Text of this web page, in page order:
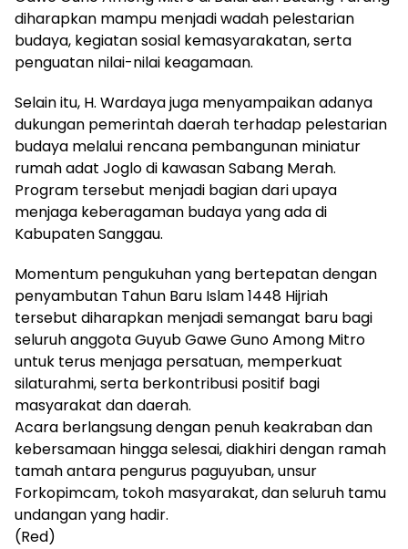
diharapkan mampu menjadi wadah pelestarian
budaya, kegiatan sosial kemasyarakatan, serta
penguatan nilai-nilai keagamaan.
Selain itu, H. Wardaya juga menyampaikan adanya
dukungan pemerintah daerah terhadap pelestarian
budaya melalui rencana pembangunan miniatur
rumah adat Joglo di kawasan Sabang Merah.
Program tersebut menjadi bagian dari upaya
menjaga keberagaman budaya yang ada di
Kabupaten Sanggau.
Momentum pengukuhan yang bertepatan dengan
penyambutan Tahun Baru Islam 1448 Hijriah
tersebut diharapkan menjadi semangat baru bagi
seluruh anggota Guyub Gawe Guno Among Mitro
untuk terus menjaga persatuan, memperkuat
silaturahmi, serta berkontribusi positif bagi
masyarakat dan daerah.
Acara berlangsung dengan penuh keakraban dan
kebersamaan hingga selesai, diakhiri dengan ramah
tamah antara pengurus paguyuban, unsur
Forkopimcam, tokoh masyarakat, dan seluruh tamu
undangan yang hadir.
(Red)